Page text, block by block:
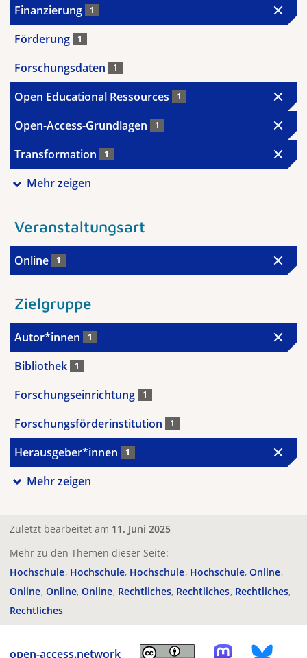
Finanzierung 1
Förderung 1
Forschungsdaten 1
Open Educational Ressources 1
Open-Access-Grundlagen 1
Transformation 1
Mehr zeigen
Veranstaltungsart
Online 1
Zielgruppe
Autor*innen 1
Bibliothek 1
Forschungseinrichtung 1
Forschungsförderinstitution 1
Herausgeber*innen 1
Mehr zeigen
Zuletzt bearbeitet am 11. Juni 2025
Mehr zu den Themen dieser Seite:
Hochschule Hochschule Hochschule Hochschule Online
Online Online Online Rechtliches Rechtliches Rechtliches
Rechtliches
open-access.network